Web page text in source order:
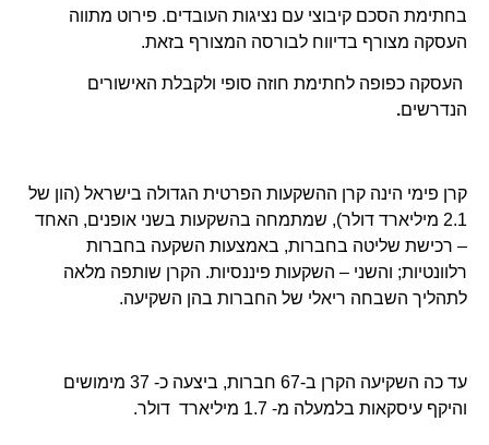
בחתימת הסכם קיבוצי עם נציגות העובדים. פירוט מתווה
העסקה מצורף בדיווח לבורסה המצורף בזאת.
העסקה כפופה לחתימת חוזה סופי ולקבלת האישורים
הנדרשים.
קרן פימי הינה קרן ההשקעות הפרטית הגדולה בישראל (הון של
2.1 מיליארד דולר), שמתמחה בהשקעות בשני אופנים, האחד
– רכישת שליטה בחברות, באמצעות השקעה בחברות
רלוונטיות; והשני – השקעות פיננסיות. הקרן שותפה מלאה
לתהליך השבחה ריאלי של החברות בהן השקיעה.
עד כה השקיעה הקרן ב-67 חברות, ביצעה כ- 37 מימושים
והיקף עיסקאות בלמעלה מ- 1.7 מיליארד דולר.